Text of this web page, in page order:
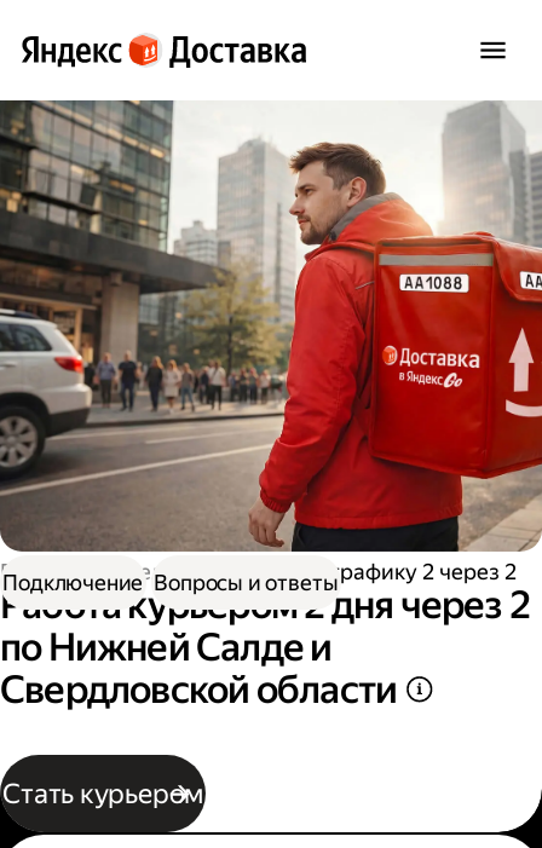
Работа водителем Работа по графику 2 через 2
Работа курьером 2 дня через 2
по Нижней Салде и
Свердловской области
Стать курьером
Подключение Вопросы и ответы